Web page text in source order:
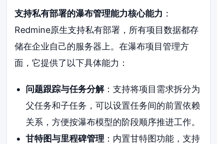
支持私有部署的瀑布管理能力核心能力 ：
Redmine原生支持私有部署，所有项目数据都存
储在企业自己的服务器上。在瀑布项目管理方
面，它提供了以下具体能力：
问题跟踪与任务分解：支持将项目需求拆分为
父任务和子任务，可以设置任务间的前置依赖
关系，方便按瀑布模型的阶段顺序推进工作。
甘特图与里程碑管理 ：内置甘特图功能，支持